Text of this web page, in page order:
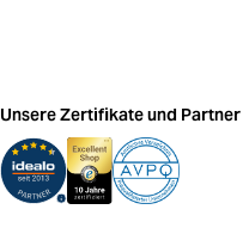
Unsere Zertifikate und Partner